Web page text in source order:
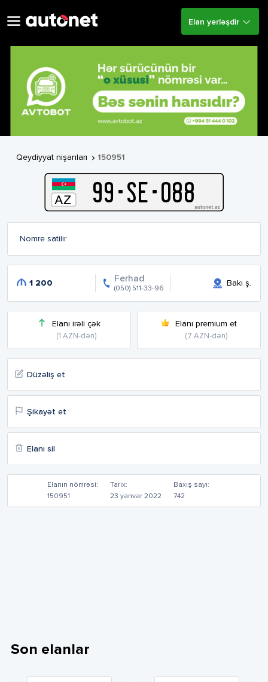
Elan yerləşdir
Qeydiyyat nişanları  150951
99-SE-088
Nomre satilir
1 200 Ferhad
(050) 511-33-96
Bakı ş.
Elanı irəli çək
(1 AZN-dən)
Elanı premium et
(7 AZN-dən)
Düzəliş et
Şikayət et
Elanı sil
Elanın nömrəsi:
150951
Tarix:
23 yanvar 2022
Baxış sayı:
742
Son elanlar